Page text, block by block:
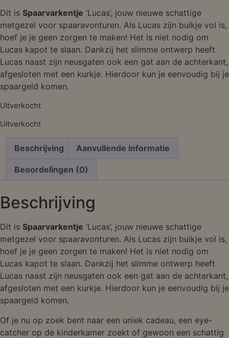
Dit is Spaarvarkentje ‘Lucas’, jouw nieuwe schattige
metgezel voor spaaravonturen. Als Lucas zijn buikje vol is,
hoef je je geen zorgen te maken! Het is niet nodig om
Lucas kapot te slaan. Dankzij het slimme ontwerp heeft
Lucas naast zijn neusgaten ook een gat aan de achterkant,
afgesloten met een kurkje. Hierdoor kun je eenvoudig bij je
spaargeld komen.
Uitverkocht
Uitverkocht
Beschrijving Aanvullende informatie
Beoordelingen (0)
Beschrijving
Dit is Spaarvarkentje ‘Lucas’, jouw nieuwe schattige
metgezel voor spaaravonturen. Als Lucas zijn buikje vol is,
hoef je je geen zorgen te maken! Het is niet nodig om
Lucas kapot te slaan. Dankzij het slimme ontwerp heeft
Lucas naast zijn neusgaten ook een gat aan de achterkant,
afgesloten met een kurkje. Hierdoor kun je eenvoudig bij je
spaargeld komen.
Of je nu op zoek bent naar een uniek cadeau, een eye-
catcher op de kinderkamer zoekt of gewoon een schattig